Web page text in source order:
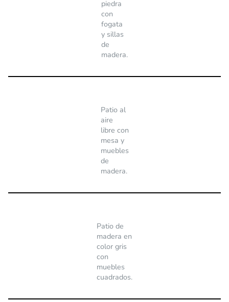
piedra
con
fogata
y sillas
de
madera.
Patio al
aire
libre con
mesa y
muebles
de
madera.
Patio de
madera en
color gris
con
muebles
cuadrados.